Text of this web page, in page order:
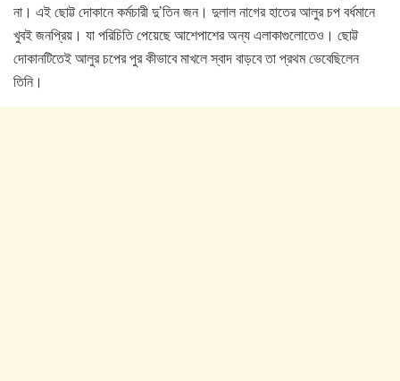
না। এই ছোট্ট দোকানে কর্মচারী দু’তিন জন। দুলাল নাগের হাতের আলুর চপ বর্ধমানে
খুবই জনপ্রিয়। যা পরিচিতি পেয়েছে আশেপাশের অন্য এলাকাগুলোতেও। ছোট্ট
দোকানটিতেই আলুর চপের পুর কীভাবে মাখলে স্বাদ বাড়বে তা প্রথম ভেবেছিলেন
তিনি।